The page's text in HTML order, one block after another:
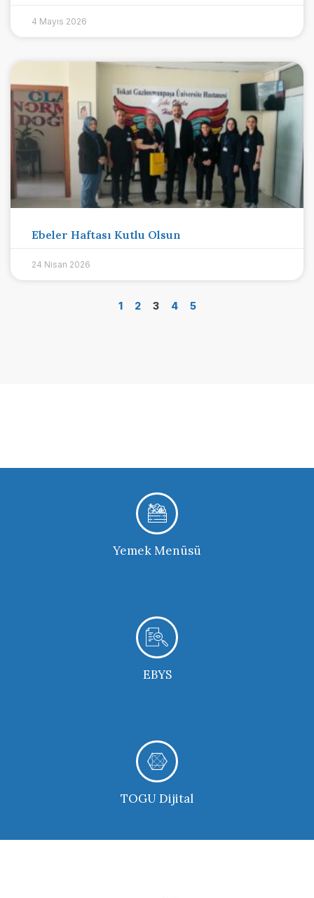
4 Mayıs 2026
Ebeler Haftası Kutlu Olsun
24 Nisan 2026
1 2 3 4 5
Yemek Menüsü
DAHA FAZLA
EBYS
DAHA FAZLA
TOGU Dijital
DAHA FAZLA